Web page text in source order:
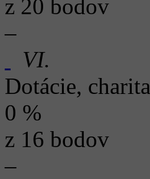
z 20 bodov
–
VI.
Dotácie, charita
0 %
z 16 bodov
–